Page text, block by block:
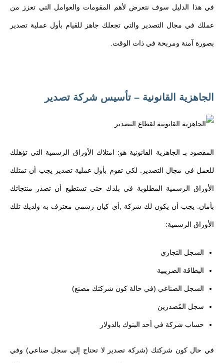
في هذا الدليل سوف نتعرض لأهم المقومات والعوامل التي تعزز من
عملك في مجال التصدير والتي تجعلك جاهز للقيام بأول عملية تصدير
بصورة آمنة ومربحة في ذات الوقت.
الجاهزية القانونية – تأسيس شركة تصدير
المقصود بـ الجاهزية القانونية هو: امتلاك الأوراق الرسمية التي تؤهلك
للعمل في مجال التصدير. لكي تقوم بأول عملية تصدير يجب أن تمتلك
الأوراق الرسمية المطلوبة في بلدك حتى تستطيع أن تصدر منتجاتك
بأمان. يجب أن يكون لك شركة ,أي كيان رسمي معترف به ولديك تلك
الأوراق الرسمية:
السجل التجاري
البطاقة الضريبية
السجل الصناعي (في حالة كون شركتك مصنع)
سجل المُصدرين
حساب شركة في أحد البنوك بالدولار
في حال كون شركتك (شركة تصدير لا تحتاج إلي سجل صناعي) وفي